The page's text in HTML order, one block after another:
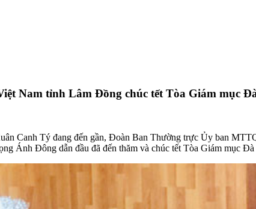
Nam tỉnh Lâm Đồng chúc tết Tòa Giám mục
Canh Tý đang đến gần, Đoàn Ban Thường trực Ủy ban
Ánh Đông dẫn đầu đã đến thăm và chúc tết Tòa Giám mục Đà